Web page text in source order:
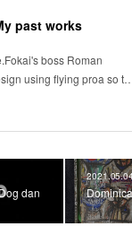
past works
boss Roman
using flying proa so
dan